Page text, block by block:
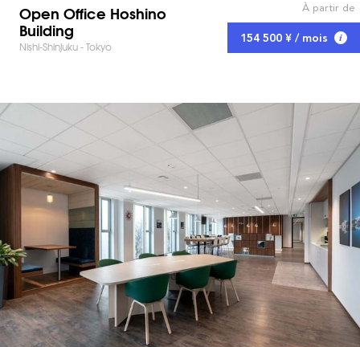
Open Office Hoshino
Building
Nishi-Shinjuku - Tokyo
À partir de
154 500 ¥ / mois